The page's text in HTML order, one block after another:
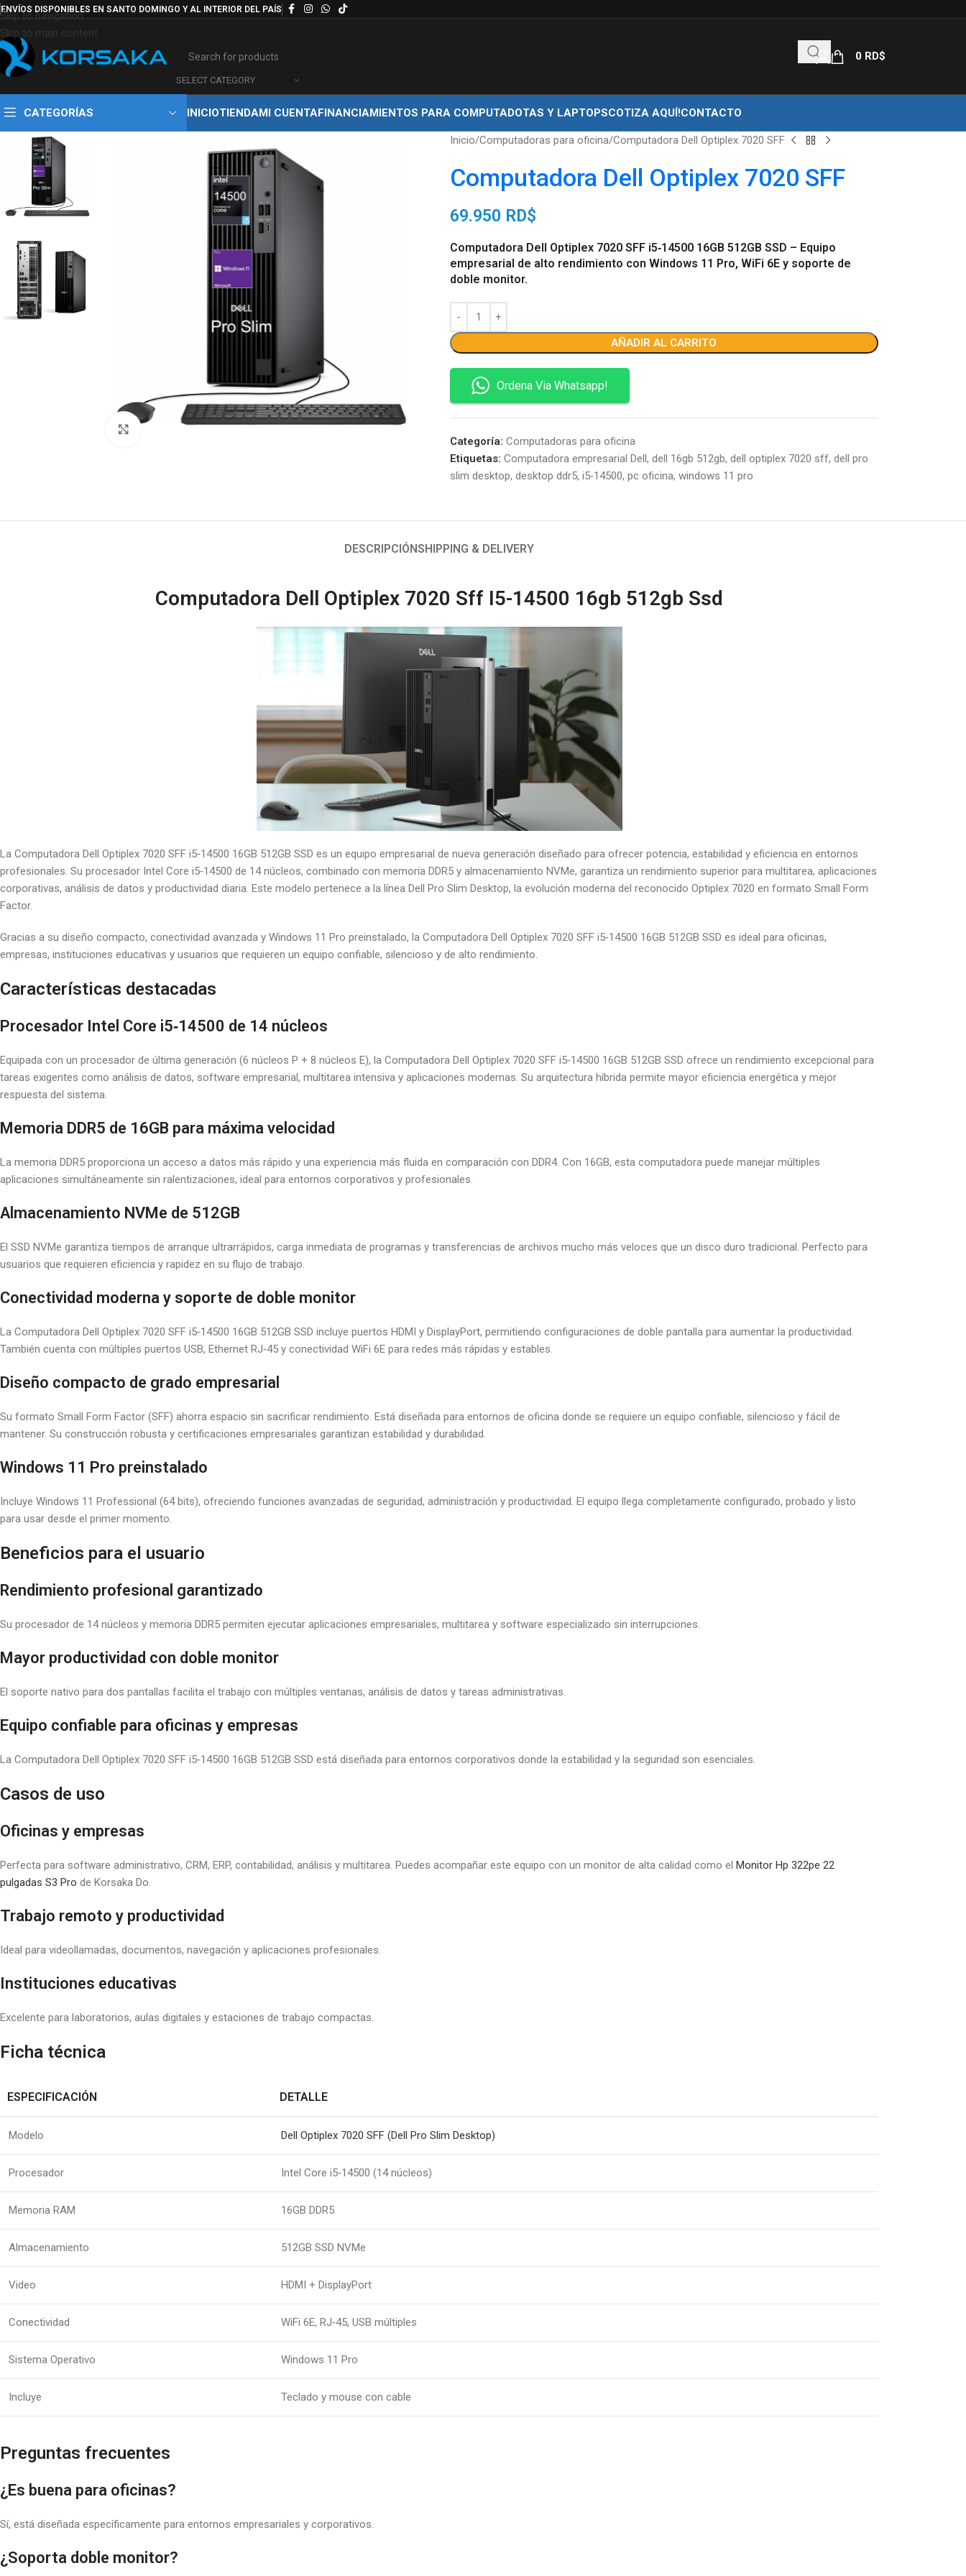
Skip to navigation
Skip to main content
ENVÍOS DISPONIBLES EN SANTO DOMINGO Y AL INTERIOR DEL PAÍS
SELECT CATEGORY
0 RD$
CATEGORÍAS INICIOTIENDAMI CUENTAFINANCIAMIENTOS PARA COMPUTADOTAS Y LAPTOPSCOTIZA AQUÍ!CONTACTO
Click to enlarge
Inicio Computadoras para oficina Computadora Dell Optiplex 7020 SFF
Computadora Dell Optiplex 7020 SFF
69.950 RD$
Computadora Dell Optiplex 7020 SFF i5‑14500 16GB 512GB SSD – Equipo
empresarial de alto rendimiento con Windows 11 Pro, WiFi 6E y soporte de
doble monitor.
AÑADIR AL CARRITO
Ordena Via Whatsapp!
Categoría: Computadoras para oficina
Etiquetas: Computadora empresarial Dell, dell 16gb 512gb, dell optiplex 7020 sff, dell pro
slim desktop, desktop ddr5, i5‑14500, pc oficina, windows 11 pro
DESCRIPCIÓNSHIPPING & DELIVERY
Computadora Dell Optiplex 7020 Sff I5-14500 16gb 512gb Ssd
La Computadora Dell Optiplex 7020 SFF i5‑14500 16GB 512GB SSD es un equipo empresarial de nueva generación diseñado para ofrecer potencia, estabilidad y eficiencia en entornos
profesionales. Su procesador Intel Core i5‑14500 de 14 núcleos, combinado con memoria DDR5 y almacenamiento NVMe, garantiza un rendimiento superior para multitarea, aplicaciones
corporativas, análisis de datos y productividad diaria. Este modelo pertenece a la línea Dell Pro Slim Desktop, la evolución moderna del reconocido Optiplex 7020 en formato Small Form
Factor.
Gracias a su diseño compacto, conectividad avanzada y Windows 11 Pro preinstalado, la Computadora Dell Optiplex 7020 SFF i5‑14500 16GB 512GB SSD es ideal para oficinas,
empresas, instituciones educativas y usuarios que requieren un equipo confiable, silencioso y de alto rendimiento.
Características destacadas
Procesador Intel Core i5‑14500 de 14 núcleos
Equipada con un procesador de última generación (6 núcleos P + 8 núcleos E), la Computadora Dell Optiplex 7020 SFF i5‑14500 16GB 512GB SSD ofrece un rendimiento excepcional para
tareas exigentes como análisis de datos, software empresarial, multitarea intensiva y aplicaciones modernas. Su arquitectura híbrida permite mayor eficiencia energética y mejor
respuesta del sistema.
Memoria DDR5 de 16GB para máxima velocidad
La memoria DDR5 proporciona un acceso a datos más rápido y una experiencia más fluida en comparación con DDR4. Con 16GB, esta computadora puede manejar múltiples
aplicaciones simultáneamente sin ralentizaciones, ideal para entornos corporativos y profesionales.
Almacenamiento NVMe de 512GB
El SSD NVMe garantiza tiempos de arranque ultrarrápidos, carga inmediata de programas y transferencias de archivos mucho más veloces que un disco duro tradicional. Perfecto para
usuarios que requieren eficiencia y rapidez en su flujo de trabajo.
Conectividad moderna y soporte de doble monitor
La Computadora Dell Optiplex 7020 SFF i5‑14500 16GB 512GB SSD incluye puertos HDMI y DisplayPort, permitiendo configuraciones de doble pantalla para aumentar la productividad.
También cuenta con múltiples puertos USB, Ethernet RJ‑45 y conectividad WiFi 6E para redes más rápidas y estables.
Diseño compacto de grado empresarial
Su formato Small Form Factor (SFF) ahorra espacio sin sacrificar rendimiento. Está diseñada para entornos de oficina donde se requiere un equipo confiable, silencioso y fácil de
mantener. Su construcción robusta y certificaciones empresariales garantizan estabilidad y durabilidad.
Windows 11 Pro preinstalado
Incluye Windows 11 Professional (64 bits), ofreciendo funciones avanzadas de seguridad, administración y productividad. El equipo llega completamente configurado, probado y listo
para usar desde el primer momento.
Beneficios para el usuario
Rendimiento profesional garantizado
Su procesador de 14 núcleos y memoria DDR5 permiten ejecutar aplicaciones empresariales, multitarea y software especializado sin interrupciones.
Mayor productividad con doble monitor
El soporte nativo para dos pantallas facilita el trabajo con múltiples ventanas, análisis de datos y tareas administrativas.
Equipo confiable para oficinas y empresas
La Computadora Dell Optiplex 7020 SFF i5‑14500 16GB 512GB SSD está diseñada para entornos corporativos donde la estabilidad y la seguridad son esenciales.
Casos de uso
Oficinas y empresas
Perfecta para software administrativo, CRM, ERP, contabilidad, análisis y multitarea. Puedes acompañar este equipo con un monitor de alta calidad como el Monitor Hp 322pe 22
pulgadas S3 Pro de Korsaka Do.
Trabajo remoto y productividad
Ideal para videollamadas, documentos, navegación y aplicaciones profesionales.
Instituciones educativas
Excelente para laboratorios, aulas digitales y estaciones de trabajo compactas.
Ficha técnica
ESPECIFICACIÓN DETALLE
Modelo Dell Optiplex 7020 SFF (Dell Pro Slim Desktop)
Procesador Intel Core i5‑14500 (14 núcleos)
Memoria RAM 16GB DDR5
Almacenamiento 512GB SSD NVMe
Video HDMI + DisplayPort
Conectividad WiFi 6E, RJ‑45, USB múltiples
Sistema Operativo Windows 11 Pro
Incluye Teclado y mouse con cable
Preguntas frecuentes
¿Es buena para oficinas?
Sí, está diseñada específicamente para entornos empresariales y corporativos.
¿Soporta doble monitor?